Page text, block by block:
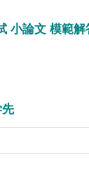
小論文 模範